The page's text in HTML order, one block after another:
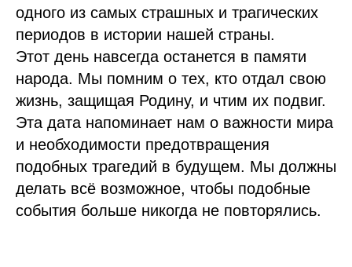
одного из самых страшных и трагических
периодов в истории нашей страны.
Этот день навсегда останется в памяти
народа. Мы помним о тех, кто отдал свою
жизнь, защищая Родину, и чтим их подвиг.
Эта дата напоминает нам о важности мира
и необходимости предотвращения
подобных трагедий в будущем. Мы должны
делать всё возможное, чтобы подобные
события больше никогда не повторялись.